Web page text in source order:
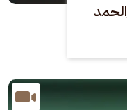
الثمينة 2- (الحمد